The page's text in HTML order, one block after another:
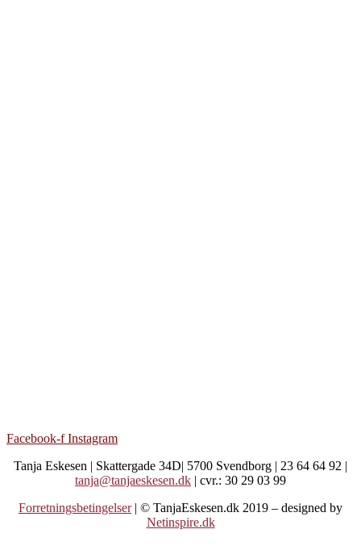
Facebook-f Instagram
Tanja Eskesen | Skattergade 34D| 5700 Svendborg | 23 64 64 92 |
tanja@tanjaeskesen.dk | cvr.: 30 29 03 99
Forretningsbetingelser | © TanjaEskesen.dk 2019 – designed by
Netinspire.dk